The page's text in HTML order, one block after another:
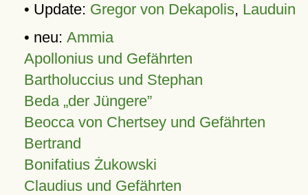
• Update: Gregor von Dekapolis, Lauduin
• neu: Ammia
Apollonius und Gefährten
Bartholuccius und Stephan
Beda „der Jüngere”
Beocca von Chertsey und Gefährten
Bertrand
Bonifatius Żukowski
Claudius und Gefährten